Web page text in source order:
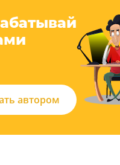
автором